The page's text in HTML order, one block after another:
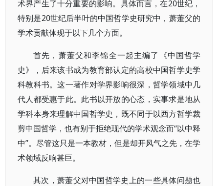
术界产生了十分重要的影响。具体而言，在20世纪，
特别是20世纪后半叶的中国哲学史研究中，萧萐父的
学术贡献体现于以下几个方面。
首先，萧萐父和李锦全一起主编了《中国哲学
史》，后来该书成为教育部认定的高校中国哲学史学
科教科书。这一著作对学界影响很深，哲学领域中几
代人都受惠于此。此书以开放的心态，实事求是地从
学科本身来理解中国哲学史，既不同于以西方哲学裁
剪中国哲学，也有别于拒绝现代的学术观念而“以中释
中”。尽管这只是一本教材，但是却开风气之先，在学
术领域反响甚巨。
其次，萧萐父对中国哲学史上的一些具体问题也